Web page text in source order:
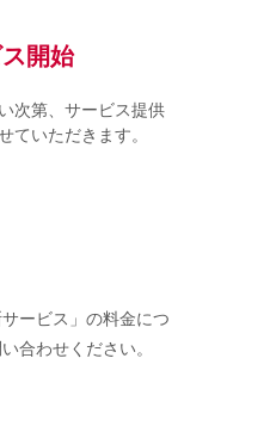
開始
次第、サービス提供
ていただきます。
ービス」の料金につ
合わせください。